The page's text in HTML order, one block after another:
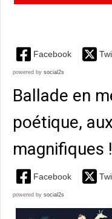
Facebook
powered by social2s
Ballade en
poétique,
magnifiques !
Facebook
powered by social2s